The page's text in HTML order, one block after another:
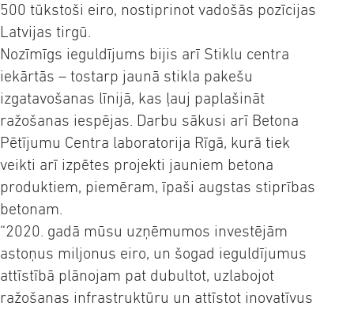
500 tūkstoši eiro, nostiprinot vadošās pozīcijas
Latvijas tirgū.
Nozīmīgs ieguldījums bijis arī Stiklu centra
iekārtās – tostarp jaunā stikla pakešu
izgatavošanas līnijā, kas ļauj paplašināt
ražošanas iespējas. Darbu sākusi arī Betona
Pētījumu Centra laboratorija Rīgā, kurā tiek
veikti arī izpētes projekti jauniem betona
produktiem, piemēram, īpaši augstas stiprības
betonam.
“2020. gadā mūsu uzņēmumos investējām
astoņus miljonus eiro, un šogad ieguldījumus
attīstībā plānojam pat dubultot, uzlabojot
ražošanas infrastruktūru un attīstot inovatīvus